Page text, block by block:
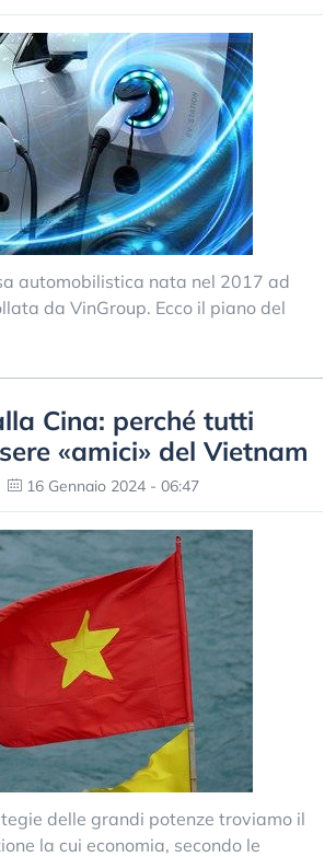
automobilistica nata nel 2017 ad
da VinGroup. Ecco il piano del
Cina: perché tutti
«amici» del Vietnam
16 Gennaio 2024 - 06:47
delle grandi potenze troviamo il
la cui economia, secondo le